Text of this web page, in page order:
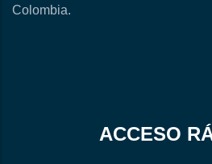
Colombia.
ACCESO